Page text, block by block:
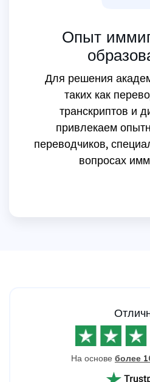
Опыт
Для решения
таких как
транскриптов и
привлекаем
переводчиков,
вопросах
На основе более